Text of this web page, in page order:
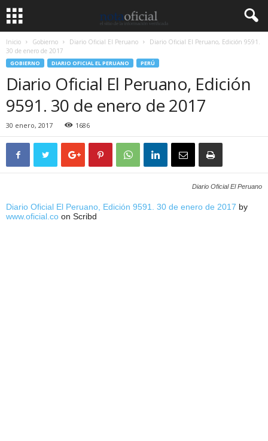
Inicio Gobierno Diario Oficial El Peruano
Diario Oficial El Peruano, Edición 9591.
30 de enero de 2017
GOBIERNO DIARIO OFICIAL EL PERUANO PERÚ
Diario Oficial El Peruano, Edición
9591. 30 de enero de 2017
30 enero, 2017 1686
Diario Oficial El Peruano
Diario Oficial El Peruano, Edición 9591. 30 de enero de 2017 by
www.oficial.co on Scribd